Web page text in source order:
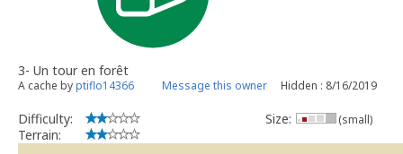
3- Un tour en forêt
A cache byptiflo14366 Message this owner Hidden : 8/16/2019
Difficulty:
Terrain:
Size: (small)